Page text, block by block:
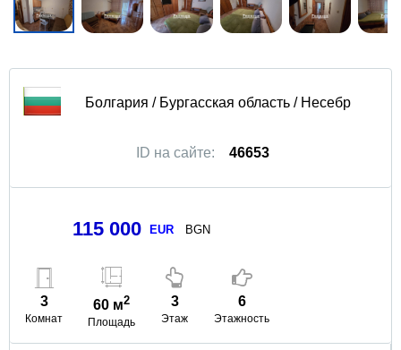
Болгария / Бургасская область / Несебр
46653
ID на сайте:
115 000 EUR BGN
3
Комнат
60 м2
Площадь
3
Этаж
6
Этажность